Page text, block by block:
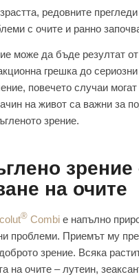
редовните
с очите и ранно
може да бъде резултат
грешка до
повечето случаи
на живот са важни за
зрение.
на очите
® Combi е напълно
проблеми. Приемът му
зрение. Всяка
на очите – лутеин,